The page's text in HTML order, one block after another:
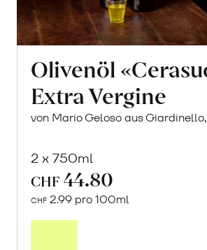
Olivenöl
Extra Vergine
von Mario Geloso aus
2 x 750ml
CHF 44.80
CHF 2.99 pro 100ml